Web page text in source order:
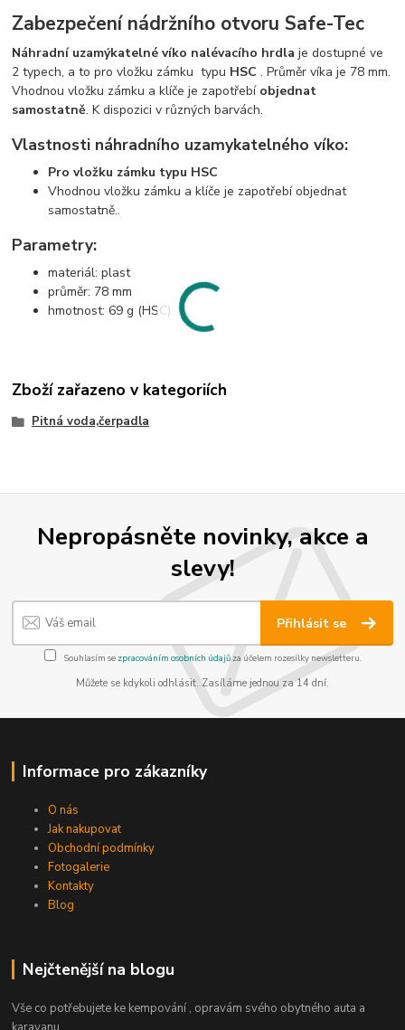
Zabezpečení nádržního otvoru Safe-Tec
Náhradní uzamýkatelné víko nalévacího hrdla je dostupné ve
2 typech, a to pro vložku zámku typu HSC. Průměr víka je 78 mm.
Vhodnou vložku zámku a klíče je zapotřebí objednat
samostatně. K dispozici v různých barvách.
Vlastnosti náhradního uzamykatelného víko:
Pro vložku zámku typu HSC
Vhodnou vložku zámku a klíče je zapotřebí objednat
samostatně..
Parametry:
materiál: plast
průměr: 78 mm
hmotnost: 69 g (HSC)
Zboží zařazeno v kategoriích
Pitná voda,čerpadla
Nepropásněte novinky, akce a
slevy!
Přihlásit se
Souhlasím se zpracováním osobních údajůza účelem rozesílky newsletteru.
Můžete se kdykoli odhlásit. Zasíláme jednou za 14 dní.
Informace pro zákazníky
O nás
Jak nakupovat
Obchodní podmínky
Fotogalerie
Kontakty
Blog
Nejčtenější na blogu
Vše co potřebujete ke kempování , opravám svého obytného auta a